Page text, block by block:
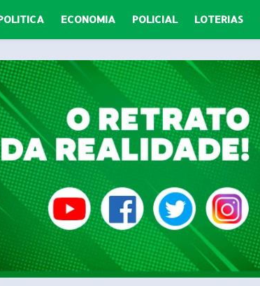
ECONOMIA POLICIAL LOTERIAS